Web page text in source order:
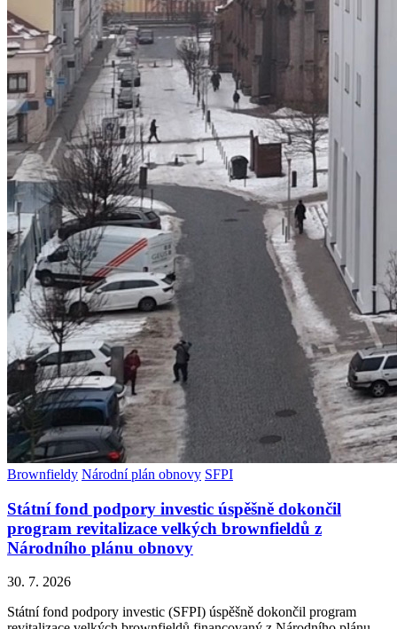
Brownfieldy Národní plán obnovy SFPI
Státní fond podpory investic úspěšně dokončil
program revitalizace velkých brownfieldů z
Národního plánu obnovy
30. 7. 2026
Státní fond podpory investic (SFPI) úspěšně dokončil program